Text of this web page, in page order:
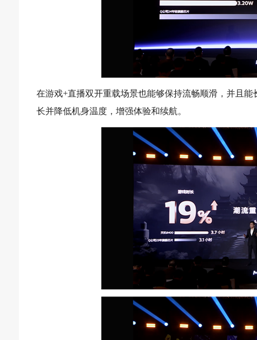
在游戏+直播双开重载场景也能够保持流畅顺滑，并且
长并降低机身温度，增强体验和续航。